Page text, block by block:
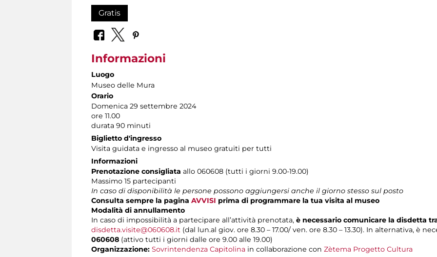
Gratis
Informazioni
Luogo
Museo delle Mura
Orario
Domenica 29 settembre 2024
ore 11.00
durata 90 minuti
Biglietto d'ingresso
Visita guidata e ingresso al museo gratuiti per tutti
Informazioni
Prenotazione consigliata allo 060608 (tutti i giorni 9.00-19.00)
Massimo 15 partecipanti
In caso di disponibilità le persone possono aggiungersi anche il giorno stesso sul posto
Consulta sempre la pagina AVVISI prima di programmare la tua visita al museo
Modalità di annullamento
In caso di impossibilità a partecipare all’attività prenotata, è necessario comunicare la disdetta
disdetta.visite@060608.it (dal lun.al giov. ore 8.30 – 17.00/ ven. ore 8.30 – 13.30). In alternativa, è
060608 (attivo tutti i giorni dalle ore 9.00 alle 19.00)
Organizzazione: Sovrintendenza Capitolina in collaborazione con Zètema Progetto Cultura